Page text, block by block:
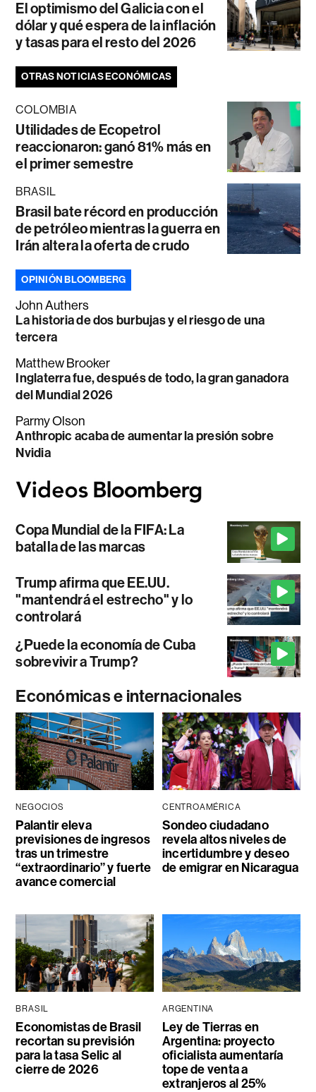
El optimismo del Galicia con el
dólar y qué espera de la inflación
y tasas para el resto del 2026
OTRAS NOTICIAS ECONÓMICAS
COLOMBIA
Utilidades de Ecopetrol
reaccionaron: ganó 81% más en
el primer semestre
BRASIL
Brasil bate récord en producción
de petróleo mientras la guerra en
Irán altera la oferta de crudo
OPINIÓN BLOOMBERG
John Authers
La historia de dos burbujas y el riesgo de una
tercera
Matthew Brooker
Inglaterra fue, después de todo, la gran ganadora
del Mundial 2026
Parmy Olson
Anthropic acaba de aumentar la presión sobre
Nvidia
Copa Mundial de la FIFA: La
batalla de las marcas
Trump afirma que EE.UU.
"mantendrá el estrecho" y lo
controlará
¿Puede la economía de Cuba
sobrevivir a Trump?
Económicas e internacionales
NEGOCIOS
Palantir eleva
previsiones de ingresos
tras un trimestre
“extraordinario” y fuerte
avance comercial
CENTROAMÉRICA
Sondeo ciudadano
revela altos niveles de
incertidumbre y deseo
de emigrar en Nicaragua
BRASIL
Economistas de Brasil
recortan su previsión
para la tasa Selic al
cierre de 2026
ARGENTINA
Ley de Tierras en
Argentina: proyecto
oficialista aumentaría
tope de venta a
extranjeros al 25%